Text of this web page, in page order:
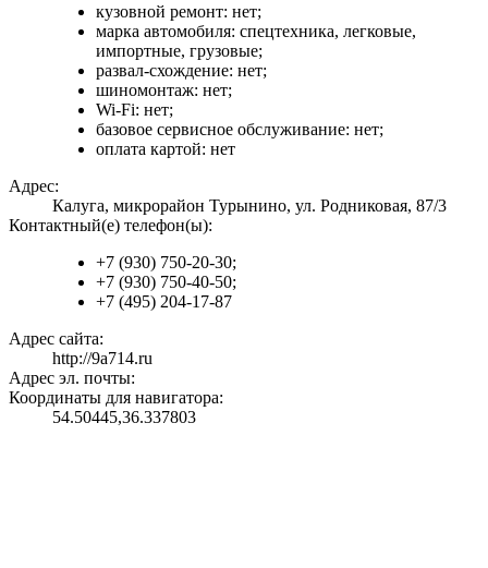
кузовной ремонт: нет;
марка автомобиля: спецтехника, легковые,
импортные, грузовые;
развал-схождение: нет;
шиномонтаж: нет;
Wi-Fi: нет;
базовое сервисное обслуживание: нет;
оплата картой: нет
Адрес:
Калуга, микрорайон Турынино, ул. Родниковая, 87/3
Контактный(е) телефон(ы):
+7 (930) 750-20-30;
+7 (930) 750-40-50;
+7 (495) 204-17-87
Адрес сайта:
http://9a714.ru
Адрес эл. почты:
Координаты для навигатора:
54.50445,36.337803